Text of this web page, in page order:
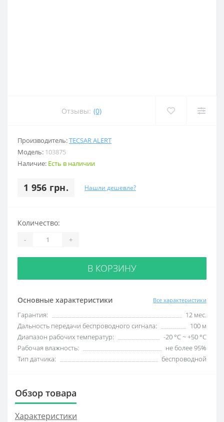
Отзывы: (0)
Производитель:TECSAR ALERT
Модель: 103875
Наличие: Есть в наличии
1 956 грн. Нашли дешевле?
Основные характеристики Все характеристики
Гарантия:
12 мес.
Дальность передачи беспроводного сигнала:
100 м
Диапазон рабочих температур:
-20 °С ~ +50 °С
Рабочая влажность:
не более 95%
Тип датчика:
беспроводной
Количество:
- +
В КОРЗИНУ
Обзор товара
Характеристики